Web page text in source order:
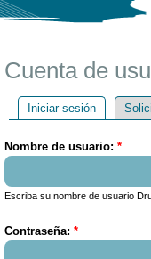
Cuenta de
Iniciar sesión
Nombre de usuario: *
Escriba su nombre de usuario
Contraseña: *